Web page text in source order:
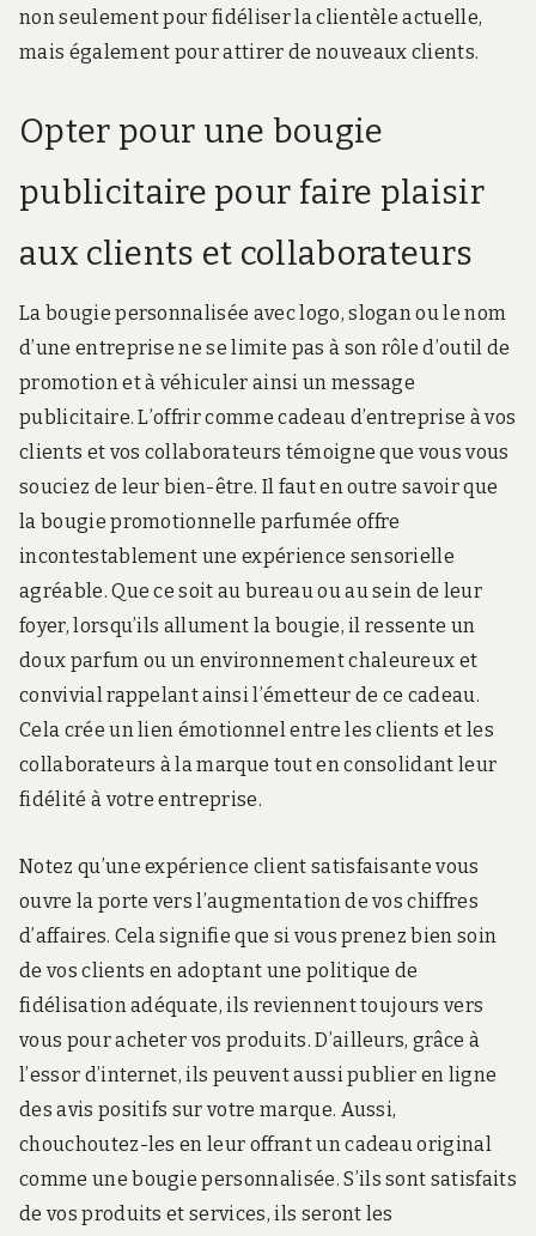
non seulement pour fidéliser la clientèle actuelle,
mais également pour attirer de nouveaux clients.
Opter pour une bougie
publicitaire pour faire plaisir
aux clients et collaborateurs
La bougie personnalisée avec logo, slogan ou le nom
d’une entreprise ne se limite pas à son rôle d’outil de
promotion et à véhiculer ainsi un message
publicitaire. L’offrir comme cadeau d’entreprise à vos
clients et vos collaborateurs témoigne que vous vous
souciez de leur bien-être. Il faut en outre savoir que
la bougie promotionnelle parfumée offre
incontestablement une expérience sensorielle
agréable. Que ce soit au bureau ou au sein de leur
foyer, lorsqu’ils allument la bougie, il ressente un
doux parfum ou un environnement chaleureux et
convivial rappelant ainsi l’émetteur de ce cadeau.
Cela crée un lien émotionnel entre les clients et les
collaborateurs à la marque tout en consolidant leur
fidélité à votre entreprise.
Notez qu’une expérience client satisfaisante vous
ouvre la porte vers l’augmentation de vos chiffres
d’affaires. Cela signifie que si vous prenez bien soin
de vos clients en adoptant une politique de
fidélisation adéquate, ils reviennent toujours vers
vous pour acheter vos produits. D’ailleurs, grâce à
l’essor d’internet, ils peuvent aussi publier en ligne
des avis positifs sur votre marque. Aussi,
chouchoutez-les en leur offrant un cadeau original
comme une bougie personnalisée. S’ils sont satisfaits
de vos produits et services, ils seront les